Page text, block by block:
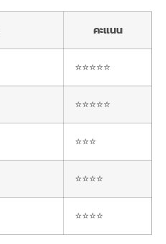
คะแนน
⭐⭐⭐⭐⭐
⭐⭐⭐⭐⭐
⭐⭐⭐
⭐⭐⭐⭐
⭐⭐⭐⭐